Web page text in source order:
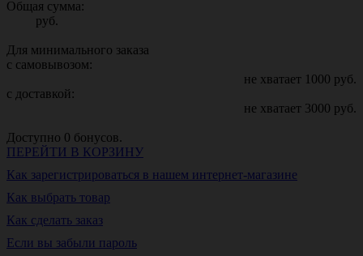
Общая сумма:
руб.
Для минимального заказа
с самовывозом:
не хватает 1000 руб.
с доставкой:
не хватает 3000 руб.
Доступно 0 бонусов.
ПЕРЕЙТИ В КОРЗИНУ
Как зарегистрироваться в нашем интернет-магазине
Как выбрать товар
Как сделать заказ
Если вы забыли пароль